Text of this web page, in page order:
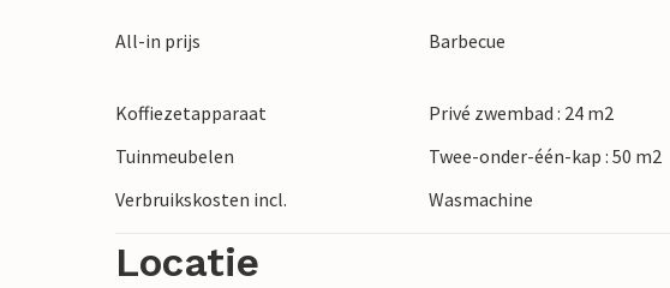
All-in prijs Barbecue
Koffiezetapparaat
Privé zwembad : 24 m2
Tuinmeubelen
Twee-onder-één-kap : 50 m2
Verbruikskosten incl.
Wasmachine
Locatie